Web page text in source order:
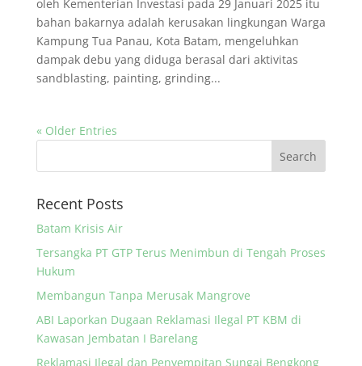
oleh Kementerian Investasi pada 29 Januari 2025 itu
bahan bakarnya adalah kerusakan lingkungan Warga
Kampung Tua Panau, Kota Batam, mengeluhkan
dampak debu yang diduga berasal dari aktivitas
sandblasting, painting, grinding...
« Older Entries
Recent Posts
Batam Krisis Air
Tersangka PT GTP Terus Menimbun di Tengah Proses
Hukum
Membangun Tanpa Merusak Mangrove
ABI Laporkan Dugaan Reklamasi Ilegal PT KBM di
Kawasan Jembatan I Barelang
Reklamasi Ilegal dan Penyempitan Sungai Bengkong